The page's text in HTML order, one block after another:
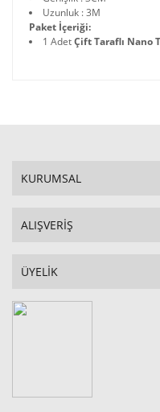
Uzunluk : 3M
Paket İçeriği:
1 AdetÇift Taraflı Nano
KURUMSAL
ALIŞVERİŞ
ÜYELİK